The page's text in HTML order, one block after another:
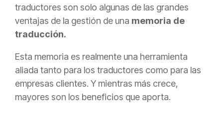
traductores son solo algunas de las grandes
ventajas de la gestión de una memoria de
traducción.
Esta memoria es realmente una herramienta
aliada tanto para los traductores como para las
empresas clientes. Y mientras más crece,
mayores son los beneficios que aporta.